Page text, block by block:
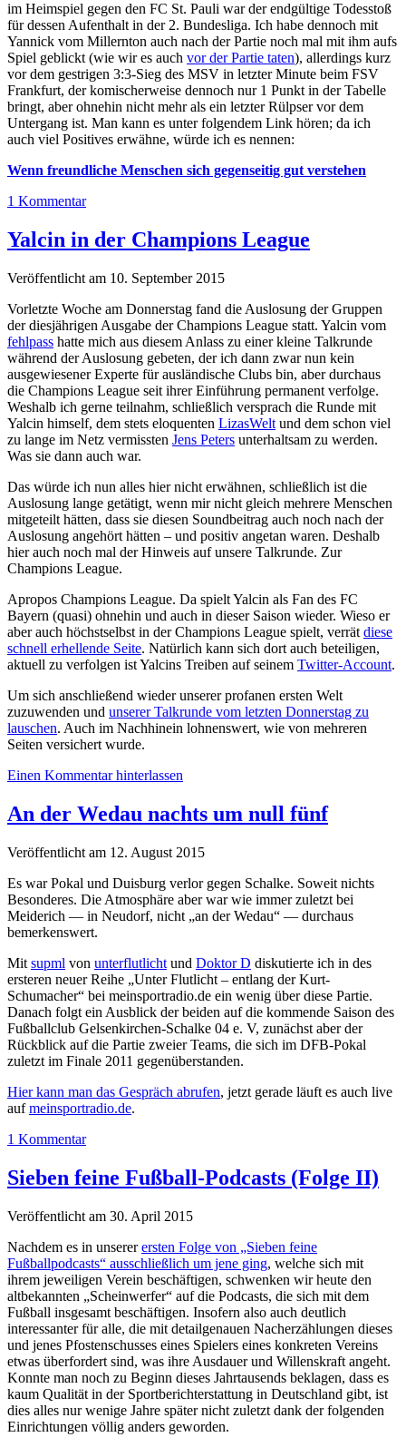
im Heimspiel gegen den FC St. Pauli war der endgültige Todesstoß
für dessen Aufenthalt in der 2. Bundesliga. Ich habe dennoch mit
Yannick vom Millernton auch nach der Partie noch mal mit ihm aufs
Spiel geblickt (wie wir es auch vor der Partie taten), allerdings kurz
vor dem gestrigen 3:3-Sieg des MSV in letzter Minute beim FSV
Frankfurt, der komischerweise dennoch nur 1 Punkt in der Tabelle
bringt, aber ohnehin nicht mehr als ein letzter Rülpser vor dem
Untergang ist. Man kann es unter folgendem Link hören; da ich
auch viel Positives erwähne, würde ich es nennen:
Wenn freundliche Menschen sich gegenseitig gut verstehen
1 Kommentar
Yalcin in der Champions League
Veröffentlicht am 10. September 2015
Vorletzte Woche am Donnerstag fand die Auslosung der Gruppen
der diesjährigen Ausgabe der Champions League statt. Yalcin vom
fehlpass hatte mich aus diesem Anlass zu einer kleine Talkrunde
während der Auslosung gebeten, der ich dann zwar nun kein
ausgewiesener Experte für ausländische Clubs bin, aber durchaus
die Champions League seit ihrer Einführung permanent verfolge.
Weshalb ich gerne teilnahm, schließlich versprach die Runde mit
Yalcin himself, dem stets eloquenten LizasWelt und dem schon viel
zu lange im Netz vermissten Jens Peters unterhaltsam zu werden.
Was sie dann auch war.
Das würde ich nun alles hier nicht erwähnen, schließlich ist die
Auslosung lange getätigt, wenn mir nicht gleich mehrere Menschen
mitgeteilt hätten, dass sie diesen Soundbeitrag auch noch nach der
Auslosung angehört hätten – und positiv angetan waren. Deshalb
hier auch noch mal der Hinweis auf unsere Talkrunde. Zur
Champions League.
Apropos Champions League. Da spielt Yalcin als Fan des FC
Bayern (quasi) ohnehin und auch in dieser Saison wieder. Wieso er
aber auch höchstselbst in der Champions League spielt, verrät diese
schnell erhellende Seite. Natürlich kann sich dort auch beteiligen,
aktuell zu verfolgen ist Yalcins Treiben auf seinem Twitter-Account.
Um sich anschließend wieder unserer profanen ersten Welt
zuzuwenden und unserer Talkrunde vom letzten Donnerstag zu
lauschen. Auch im Nachhinein lohnenswert, wie von mehreren
Seiten versichert wurde.
Einen Kommentar hinterlassen
An der Wedau nachts um null fünf
Veröffentlicht am 12. August 2015
Es war Pokal und Duisburg verlor gegen Schalke. Soweit nichts
Besonderes. Die Atmosphäre aber war wie immer zuletzt bei
Meiderich — in Neudorf, nicht „an der Wedau“ — durchaus
bemerkenswert.
Mit supml von unterflutlicht und Doktor D diskutierte ich in des
ersteren neuer Reihe „Unter Flutlicht – entlang der Kurt-
Schumacher“ bei meinsportradio.de ein wenig über diese Partie.
Danach folgt ein Ausblick der beiden auf die kommende Saison des
Fußballclub Gelsenkirchen-Schalke 04 e. V, zunächst aber der
Rückblick auf die Partie zweier Teams, die sich im DFB-Pokal
zuletzt im Finale 2011 gegenüberstanden.
Hier kann man das Gespräch abrufen, jetzt gerade läuft es auch live
aufmeinsportradio.de.
1 Kommentar
Sieben feine Fußball-Podcasts (Folge II)
Veröffentlicht am 30. April 2015
Nachdem es in unsererersten Folge von „Sieben feine
Fußballpodcasts“ ausschließlich um jene ging, welche sich mit
ihrem jeweiligen Verein beschäftigen, schwenken wir heute den
altbekannten „Scheinwerfer“ auf die Podcasts, die sich mit dem
Fußball insgesamt beschäftigen. Insofern also auch deutlich
interessanter für alle, die mit detailgenauen Nacherzählungen dieses
und jenes Pfostenschusses eines Spielers eines konkreten Vereins
etwas überfordert sind, was ihre Ausdauer und Willenskraft angeht.
Konnte man noch zu Beginn dieses Jahrtausends beklagen, dass es
kaum Qualität in der Sportberichterstattung in Deutschland gibt, ist
dies alles nur wenige Jahre später nicht zuletzt dank der folgenden
Einrichtungen völlig anders geworden.